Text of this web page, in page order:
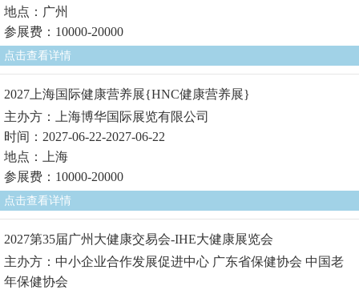
地点：广州
参展费：10000-20000
点击查看详情
2027上海国际健康营养展{HNC健康营养展}
主办方：上海博华国际展览有限公司
时间：2027-06-22-2027-06-22
地点：上海
参展费：10000-20000
点击查看详情
2027第35届广州大健康交易会-IHE大健康展览会
主办方：中小企业合作发展促进中心 广东省保健协会 中国老
年保健协会